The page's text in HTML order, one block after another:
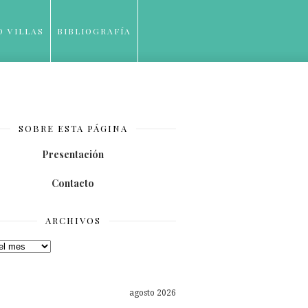
VILLAS BIBLIOGRAFÍA
SOBRE ESTA PÁGINA
Presentación
Contacto
ARCHIVOS
agosto 2026